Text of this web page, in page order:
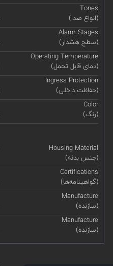
Tones
(انواع صدا)
Alarm Stages
(سطح هشدار)
Operating Temperature
(دمای قابل تحمل)
Ingress Protection
(حفاظت داخلی)
Color
(رنگ)
Housing Material
(جنس بدنه)
Certifications
(گواهینامه‌ها)
Manufacture
(سازنده)
Manufacture
(سازنده)